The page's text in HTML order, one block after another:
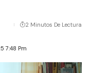
7:48 Pm
2 Minutos De Lectura